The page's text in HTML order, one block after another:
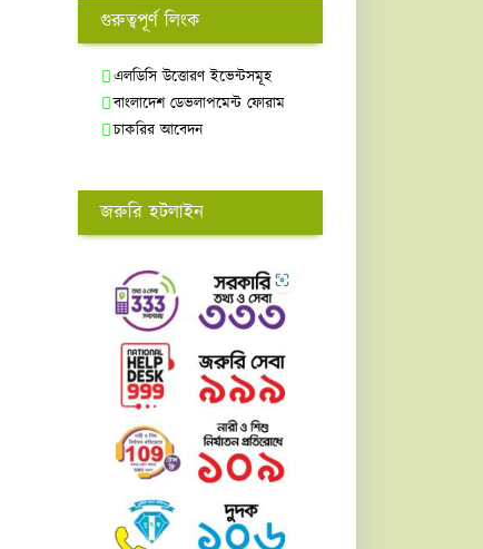
গুরুত্বপূর্ণ লিংক
এলডিসি উত্তোরণ ইভেন্টসমূহ
বাংলাদেশ ডেভলাপমেন্ট ফোরাম
চাকরির আবেদন
জরুরি হটলাইন